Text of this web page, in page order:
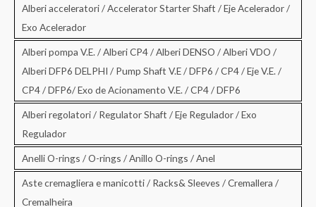
Alberi acceleratori / Accelerator Starter Shaft / Eje Acelerador /
Exo Acelerador
Alberi pompa V.E. / Alberi CP4 / Alberi DENSO / Alberi VDO /
Alberi DFP6 DELPHI / Pump Shaft V.E / DFP6 / CP4 / Eje V.E. /
CP4 / DFP6/ Exo de Acionamento V.E. / CP4 / DFP6
Alberi regolatori / Regulator Shaft / Eje Regulador / Exo
Regulador
Anelli O-rings / O-rings / Anillo O-rings / Anel
Aste cremagliera e manicotti / Racks& Sleeves / Cremallera /
Cremalheira